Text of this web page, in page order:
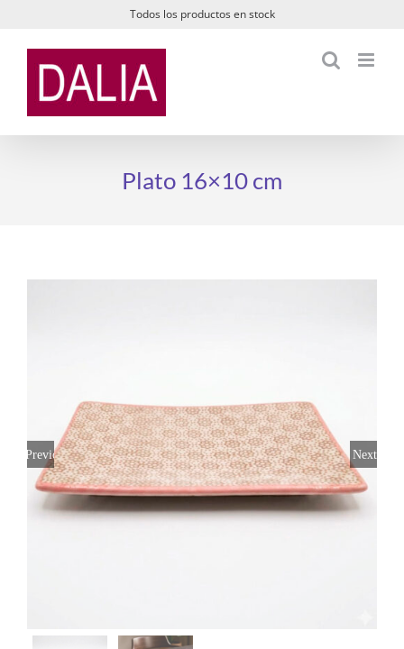
contenido
Todos los productos en stock
Plato 16×10 cm
Previous Next